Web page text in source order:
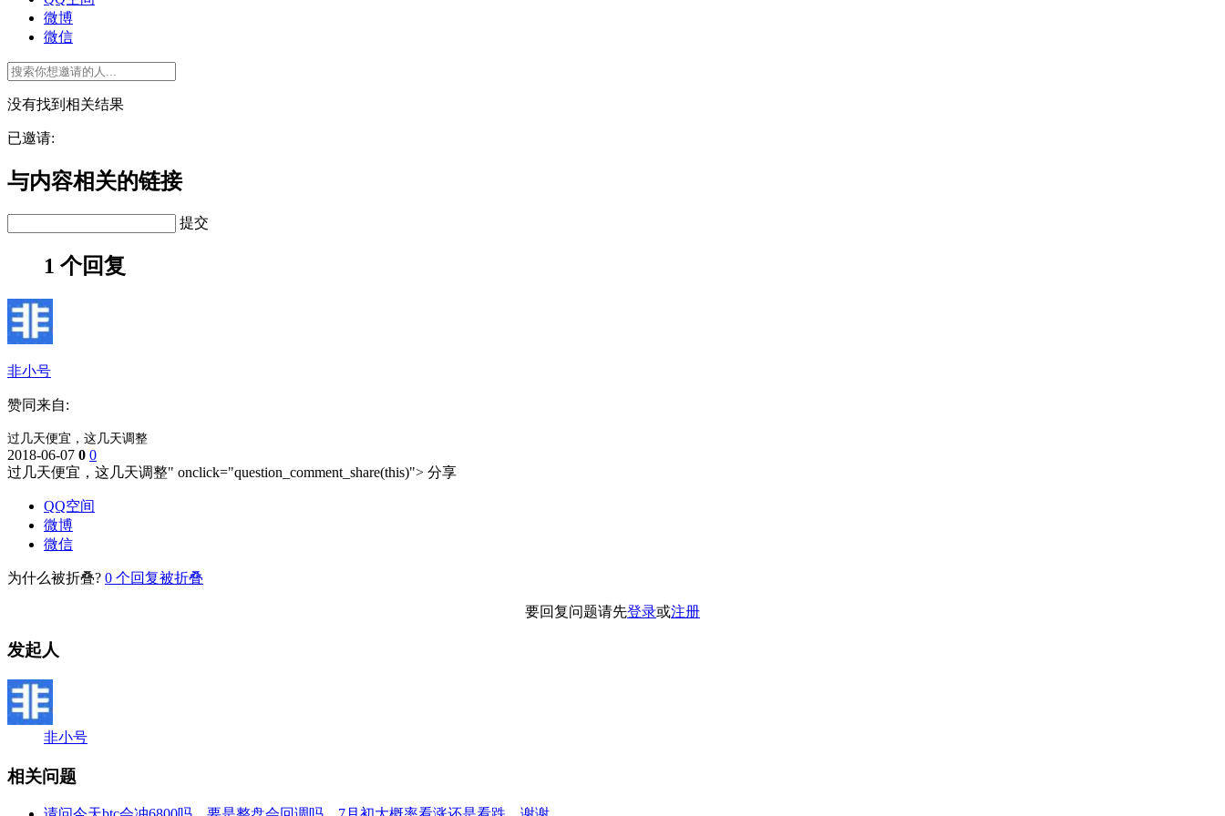
微博
微信
没有找到相关结果
已邀请:
与内容相关的链接
提交
1 个回复
非小号
赞同来自:
过几天便宜，这几天调整
2018-06-07 0 0
过几天便宜，这几天调整" onclick="question_comment_share(this)"> 分享
QQ空间
微博
微信
为什么被折叠? 0 个回复被折叠
要回复问题请先登录或注册
发起人
非小号
相关问题